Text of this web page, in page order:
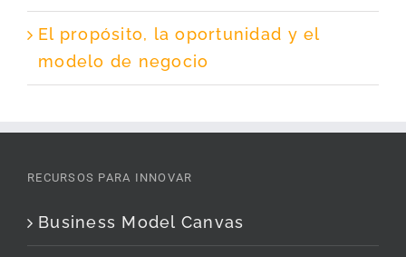
El propósito, la oportunidad y el
modelo de negocio
RECURSOS PARA INNOVAR
Business Model Canvas